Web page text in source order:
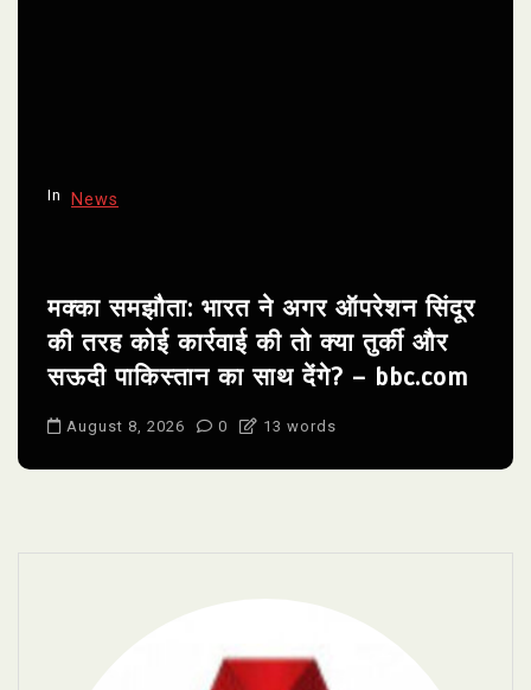
In News
मक्का समझौता: भारत ने अगर ऑपरेशन सिंदूर
की तरह कोई कार्रवाई की तो क्या तुर्की और
सऊदी पाकिस्तान का साथ देंगे? – bbc.com
August 8, 2026 0 13 words